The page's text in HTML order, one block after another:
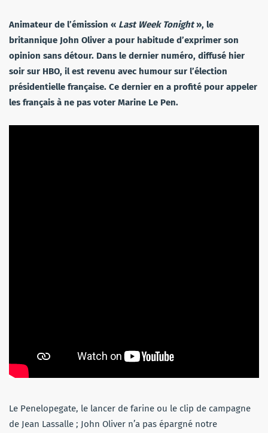
Animateur de l’émission « Last Week Tonight», le
britannique John Oliver a pour habitude d’exprimer son
opinion sans détour. Dans le dernier numéro, diffusé hier
soir sur HBO, il est revenu avec humour sur l’élection
présidentielle française. Ce dernier en a profité pour appeler
les français à ne pas voter Marine Le Pen.
Le Penelopegate, le lancer de farine ou le clip de campagne
de Jean Lassalle ; John Oliver n’a pas épargné notre